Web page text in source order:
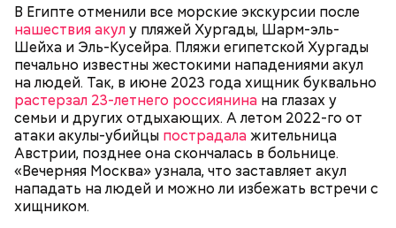
В Египте отменили все морские экскурсии после
нашествия акулу пляжей Хургады, Шарм-эль-
Шейха и Эль-Кусейра. Пляжи египетской Хургады
печально известны жестокими нападениями акул
на людей. Так, в июне 2023 года хищник буквально
растерзал 23-летнего россиянина на глазах у
семьи и других отдыхающих. А летом 2022-го от
атаки акулы-убийцы пострадалажительница
Австрии, позднее она скончалась в больнице.
«Вечерняя Москва» узнала, что заставляет акул
нападать на людей и можно ли избежать встречи с
хищником.
пассажиры таких плавательных средств
оказывались жертвами этих хищных рыб, — сказал
собеседник «ВМ».
БЕЗОПАСНОСТЬ СМЕРТЬ РЫБА
Собеседник «Вечерней Москвы» отметил, что еще
несколько лет назад о таких походах даже мечтать
не приходилось, но сегодня это вполне
сохранения природы тоже стоят остро.